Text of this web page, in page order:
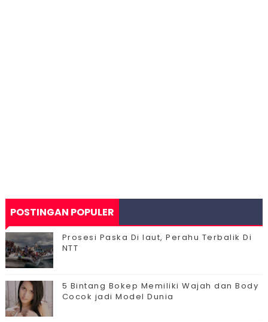
POSTINGAN POPULER
Prosesi Paska Di laut, Perahu Terbalik Di
NTT
5 Bintang Bokep Memiliki Wajah dan Body
Cocok jadi Model Dunia